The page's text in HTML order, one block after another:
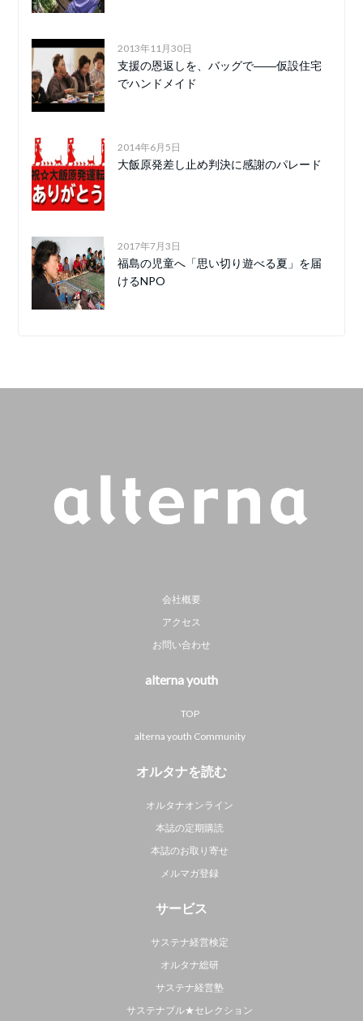
2013年11月30日
支援の恩返しを、バッグで――仮設住宅
でハンドメイド
2014年6月5日
大飯原発差し止め判決に感謝のパレード
2017年7月3日
福島の児童へ「思い切り遊べる夏」を届
けるNPO
会社概要
アクセス
お問い合わせ
alterna youth
TOP
alterna youth Community
オルタナを読む
オルタナオンライン
本誌の定期購読
本誌のお取り寄せ
メルマガ登録
サービス
サステナ経営検定
オルタナ総研
サステナ経営塾
サステナブル★セレクション